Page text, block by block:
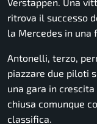
ritrova il successo
la Mercedes in una
Antonelli, terzo,
piazzare due piloti
una gara in
chiusa comunque
classifica.